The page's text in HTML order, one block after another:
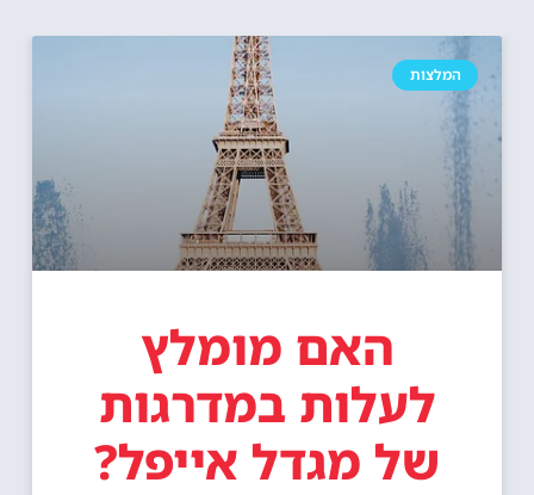
המלצות
האם מומלץ
לעלות במדרגות
של מגדל אייפל?